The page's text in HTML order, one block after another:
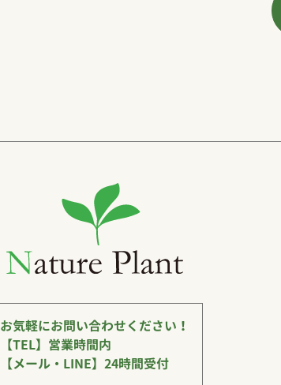
お気軽にお問い合わせください！
【TEL】営業時間内
【メール・LINE】24時間受付